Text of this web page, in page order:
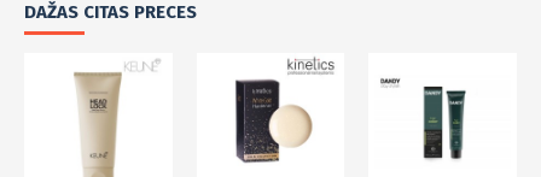
DAŽAS CITAS PRECES